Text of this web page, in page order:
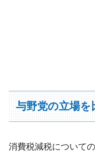
与野党の立場を
消費税減税についての